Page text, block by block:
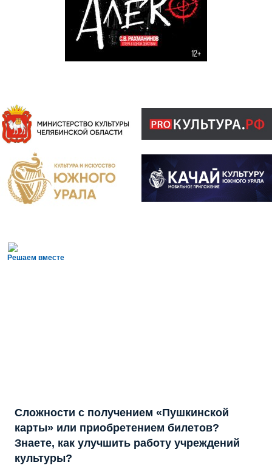
Решаем вместе
Сложности с получением «Пушкинской
карты» или приобретением билетов?
Знаете, как улучшить работу учреждений
культуры?